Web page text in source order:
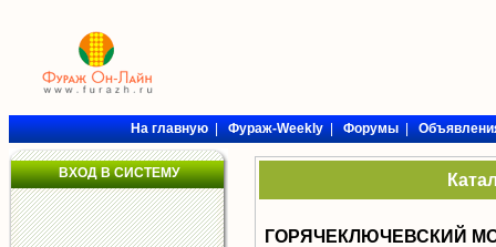
На главную|Фураж-Weekly|Форумы|
ВХОД В СИСТЕМУ
ГОРЯЧЕКЛЮЧЕВСКИЙ